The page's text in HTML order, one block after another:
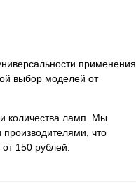
применения.
выбор моделей от
количества ламп. Мы
что
150 рублей.